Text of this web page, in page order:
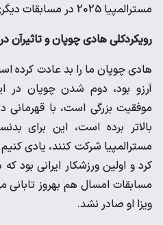
مسترالمپیا 2025 در مسابقات دیگری شرکت نکند.
رویکردکلی هادی چوپان و تاثیرآن
هادی چوپان ما را بد عادت کرده
آرزو بود، دوم شدن چوپان در
بالاتر برده است، این برای
مسترالمپیا شرکت کنند، یادی کنیم
کرد و اولین ورزشکار ایرانی بود
مسابقات امسال هم بهروز
ویزا او صادر نشد.